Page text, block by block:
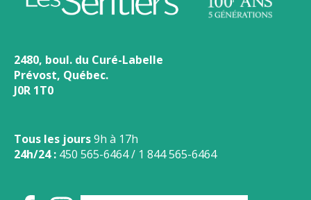
2480, boul. du Curé-Labelle
Prévost, Québec.
J0R 1T0
Tous les jours9h à 17h
24h/24 : 450 565-6464/ 1 844 565-6464